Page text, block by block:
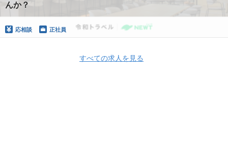
んか？
応相談 正社員
すべての求人を見る